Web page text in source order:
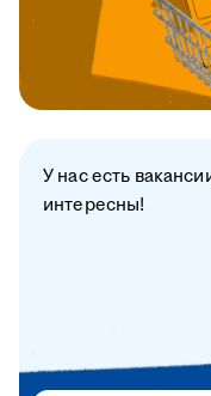
У нас есть
интересны!